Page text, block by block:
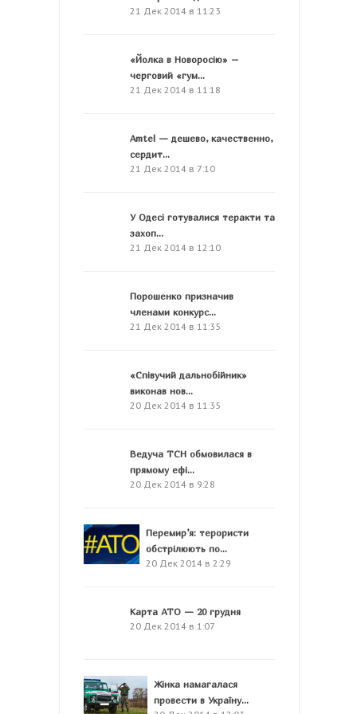
21 Дек 2014 в 11:23
«Йолка в Новоросію» –
черговий «гум...
21 Дек 2014 в 11:18
Amtel — дешево, качественно,
сердит...
21 Дек 2014 в 7:10
У Одесі готувалися теракти та
захоп...
21 Дек 2014 в 12:10
Порошенко призначив
членами конкурс...
21 Дек 2014 в 11:35
«Співучий дальнобійник»
виконав нов...
20 Дек 2014 в 11:35
Ведуча ТСН обмовилася в
прямому ефі...
20 Дек 2014 в 9:28
Перемир’я: терористи
обстрілюють по...
20 Дек 2014 в 2:29
Карта АТО — 20 грудня
20 Дек 2014 в 1:07
Жінка намагалася
провести в Україну...